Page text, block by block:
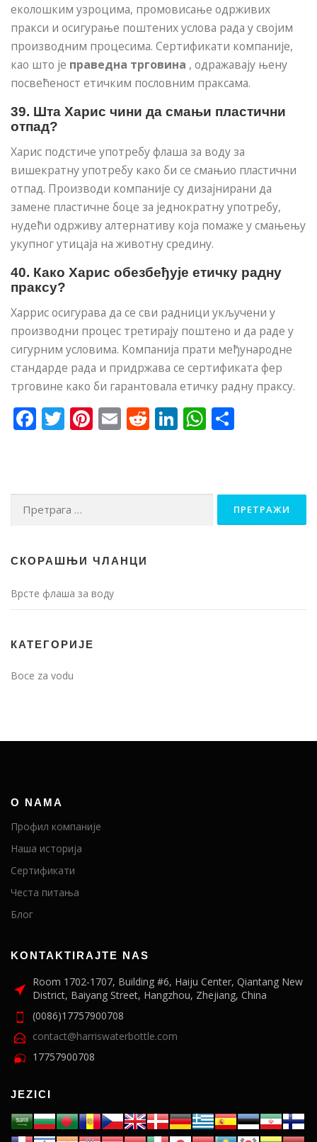
еколошким узроцима, промовисање одрживих
пракси и осигурање поштених услова рада у својим
производним процесима. Сертификати компаније,
као што је праведна трговина , одражавају њену
посвећеност етичким пословним праксама.
39. Шта Харис чини да смањи пластични
отпад?
Харис подстиче употребу флаша за воду за
вишекратну употребу како би се смањио пластични
отпад. Производи компаније су дизајнирани да
замене пластичне боце за једнократну употребу,
нудећи одрживу алтернативу која помаже у смањењу
укупног утицаја на животну средину.
40. Како Харис обезбеђује етичку радну
праксу?
Харрис осигурава да се сви радници укључени у
производни процес третирају поштено и да раде у
сигурним условима. Компанија прати међународне
стандарде рада и придржава се сертификата фер
трговине како би гарантовала етичку радну праксу.
Facebook
Twitter
Pinterest
EmailReddit
LinkedIn
WhatsApp
Претрага
СКОРАШЊИ ЧЛАНЦИ
Врсте флаша за воду
КАТЕГОРИЈЕ
Boce za vodu
O NAMA
Профил компаније
Наша историја
Сертификати
Честа питања
Блог
KONTAKTIRAJTE NAS
Room 1702-1707, Building #6, Haiju Center, Qiantang New
District, Baiyang Street, Hangzhou, Zhejiang, China
(0086)17757900708
contact@harriswaterbottle.com
17757900708
JEZICI